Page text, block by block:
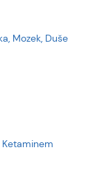
Mozek, Duše